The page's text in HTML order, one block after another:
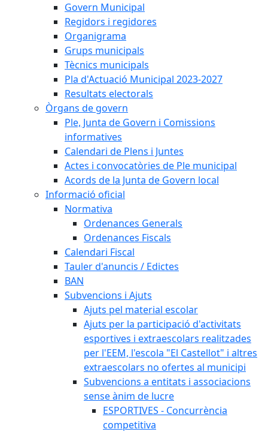
Govern Municipal
Regidors i regidores
Organigrama
Grups municipals
Tècnics municipals
Pla d'Actuació Municipal 2023-2027
Resultats electorals
Òrgans de govern
Ple, Junta de Govern i Comissions
informatives
Calendari de Plens i Juntes
Actes i convocatòries de Ple municipal
Acords de la Junta de Govern local
Informació oficial
Normativa
Ordenances Generals
Ordenances Fiscals
Calendari Fiscal
Tauler d'anuncis / Edictes
BAN
Subvencions i Ajuts
Ajuts pel material escolar
Ajuts per la participació d'activitats
esportives i extraescolars realitzades
per l'EEM, l'escola "El Castellot" i altres
extraescolars no ofertes al municipi
Subvencions a entitats i associacions
sense ànim de lucre
ESPORTIVES - Concurrència
competitiva